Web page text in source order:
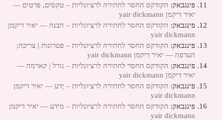
פינגבאק: הקודקס החסר לחתירה לרציונליות – טקסים, פרטים —
יאיר דיקמן yair dickmann
פינגבאק: הקודקס החסר לחתירה לרציונליות – הבנה — יאיר דיקמן
yair dickmann
פינגבאק: הקודקס החסר לחתירה לרציונליות – פטרונות | צריכה;
העדפה — יאיר דיקמן yair dickmann
פינגבאק: הקודקס החסר לחתירה לרציונליות – גורל | קארמה —
יאיר דיקמן yair dickmann
פינגבאק: הקודקס החסר לחתירה לרציונליות – יֶדע — יאיר דיקמן
yair dickmann
פינגבאק: הקודקס החסר לחתירה לרציונליות – מידע — יאיר דיקמן
yair dickmann